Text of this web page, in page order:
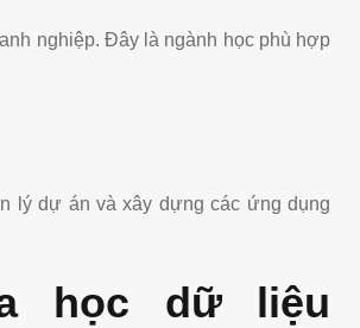
nghiệp. Đây là ngành học phù hợp
lý dự án và xây dựng các ứng dụng
học dữ liệu